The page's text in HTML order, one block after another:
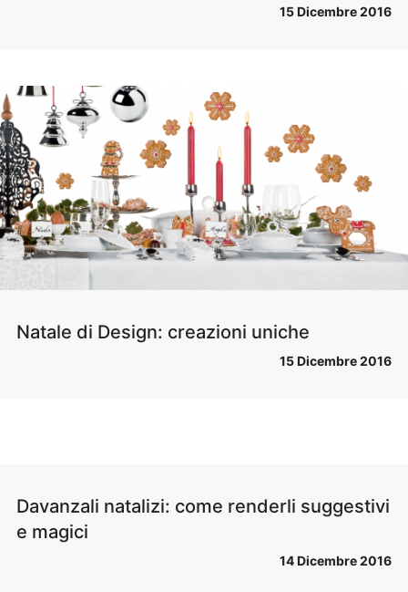
15 Dicembre 2016
Natale di Design: creazioni uniche
15 Dicembre 2016
Davanzali natalizi: come renderli suggestivi
e magici
14 Dicembre 2016